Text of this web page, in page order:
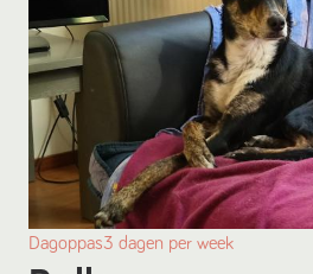
Dagoppas3 dagen per week